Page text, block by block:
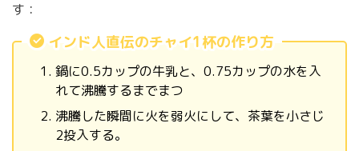
す：
インド人直伝のチャイ1杯の作り方
鍋に0.5カップの牛乳と、0.75カップの水を入
れて沸騰するまでまつ
沸騰した瞬間に火を弱火にして、茶葉を小さじ
2投入する。